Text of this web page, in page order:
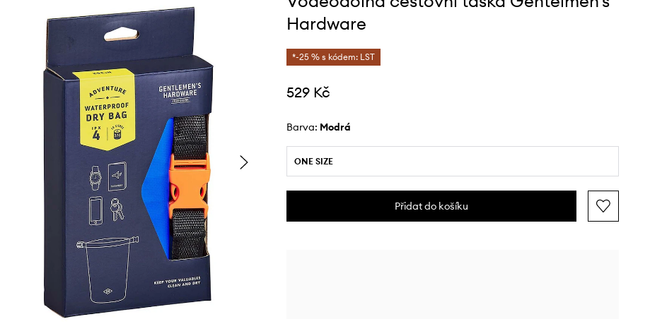
Hardware
*-25 % s kódem: LST
529 Kč
Barva: modrá
ONE SIZE
Přidat do košíku